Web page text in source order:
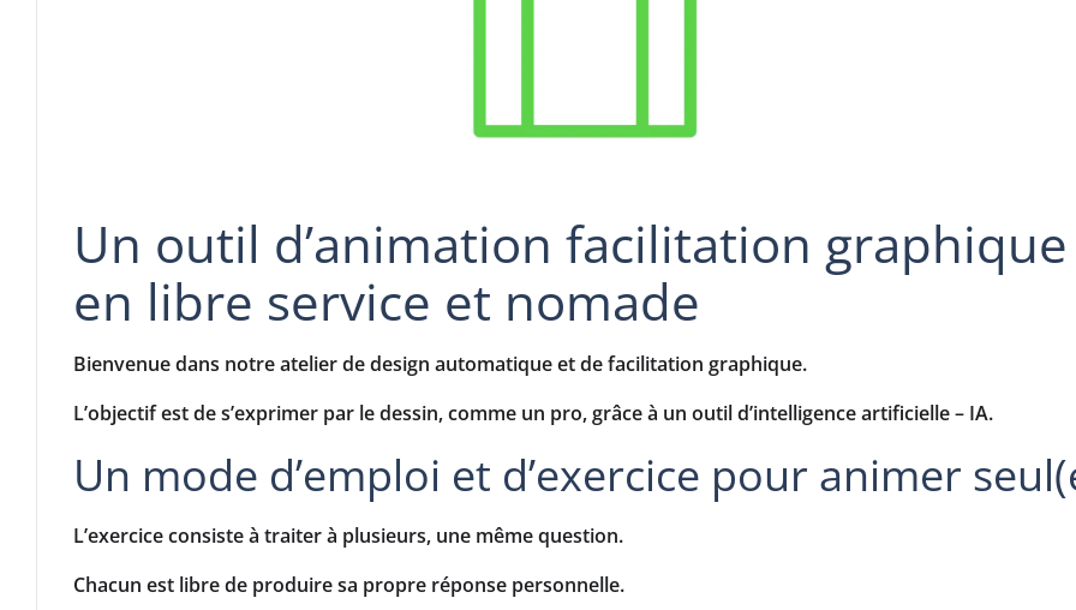
Un outil d’animation facilitation graphique
en libre service et nomade
Bienvenue dans notre atelier de design automatique et de facilitation graphique.
L’objectif est de s’exprimer par le dessin, comme un pro, grâce à un outil d’intelligence artificielle – IA.
Un mode d’emploi et d’exercice pour animer
L’exercice consiste à traiter à plusieurs, une même question.
Chacun est libre de produire sa propre réponse personnelle.